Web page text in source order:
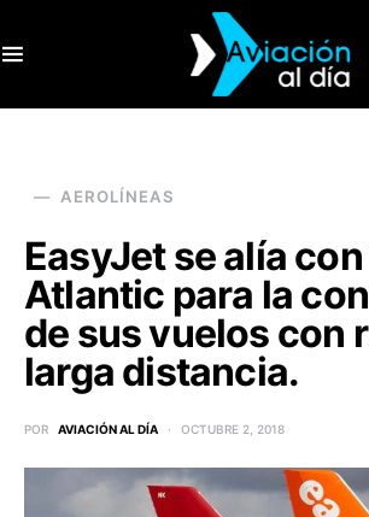
AEROLÍNEAS
EasyJet se alía
Atlantic para la
de sus vuelos con
larga distancia.
POR AVIACIÓN AL DÍA OCTUBRE 2, 2018